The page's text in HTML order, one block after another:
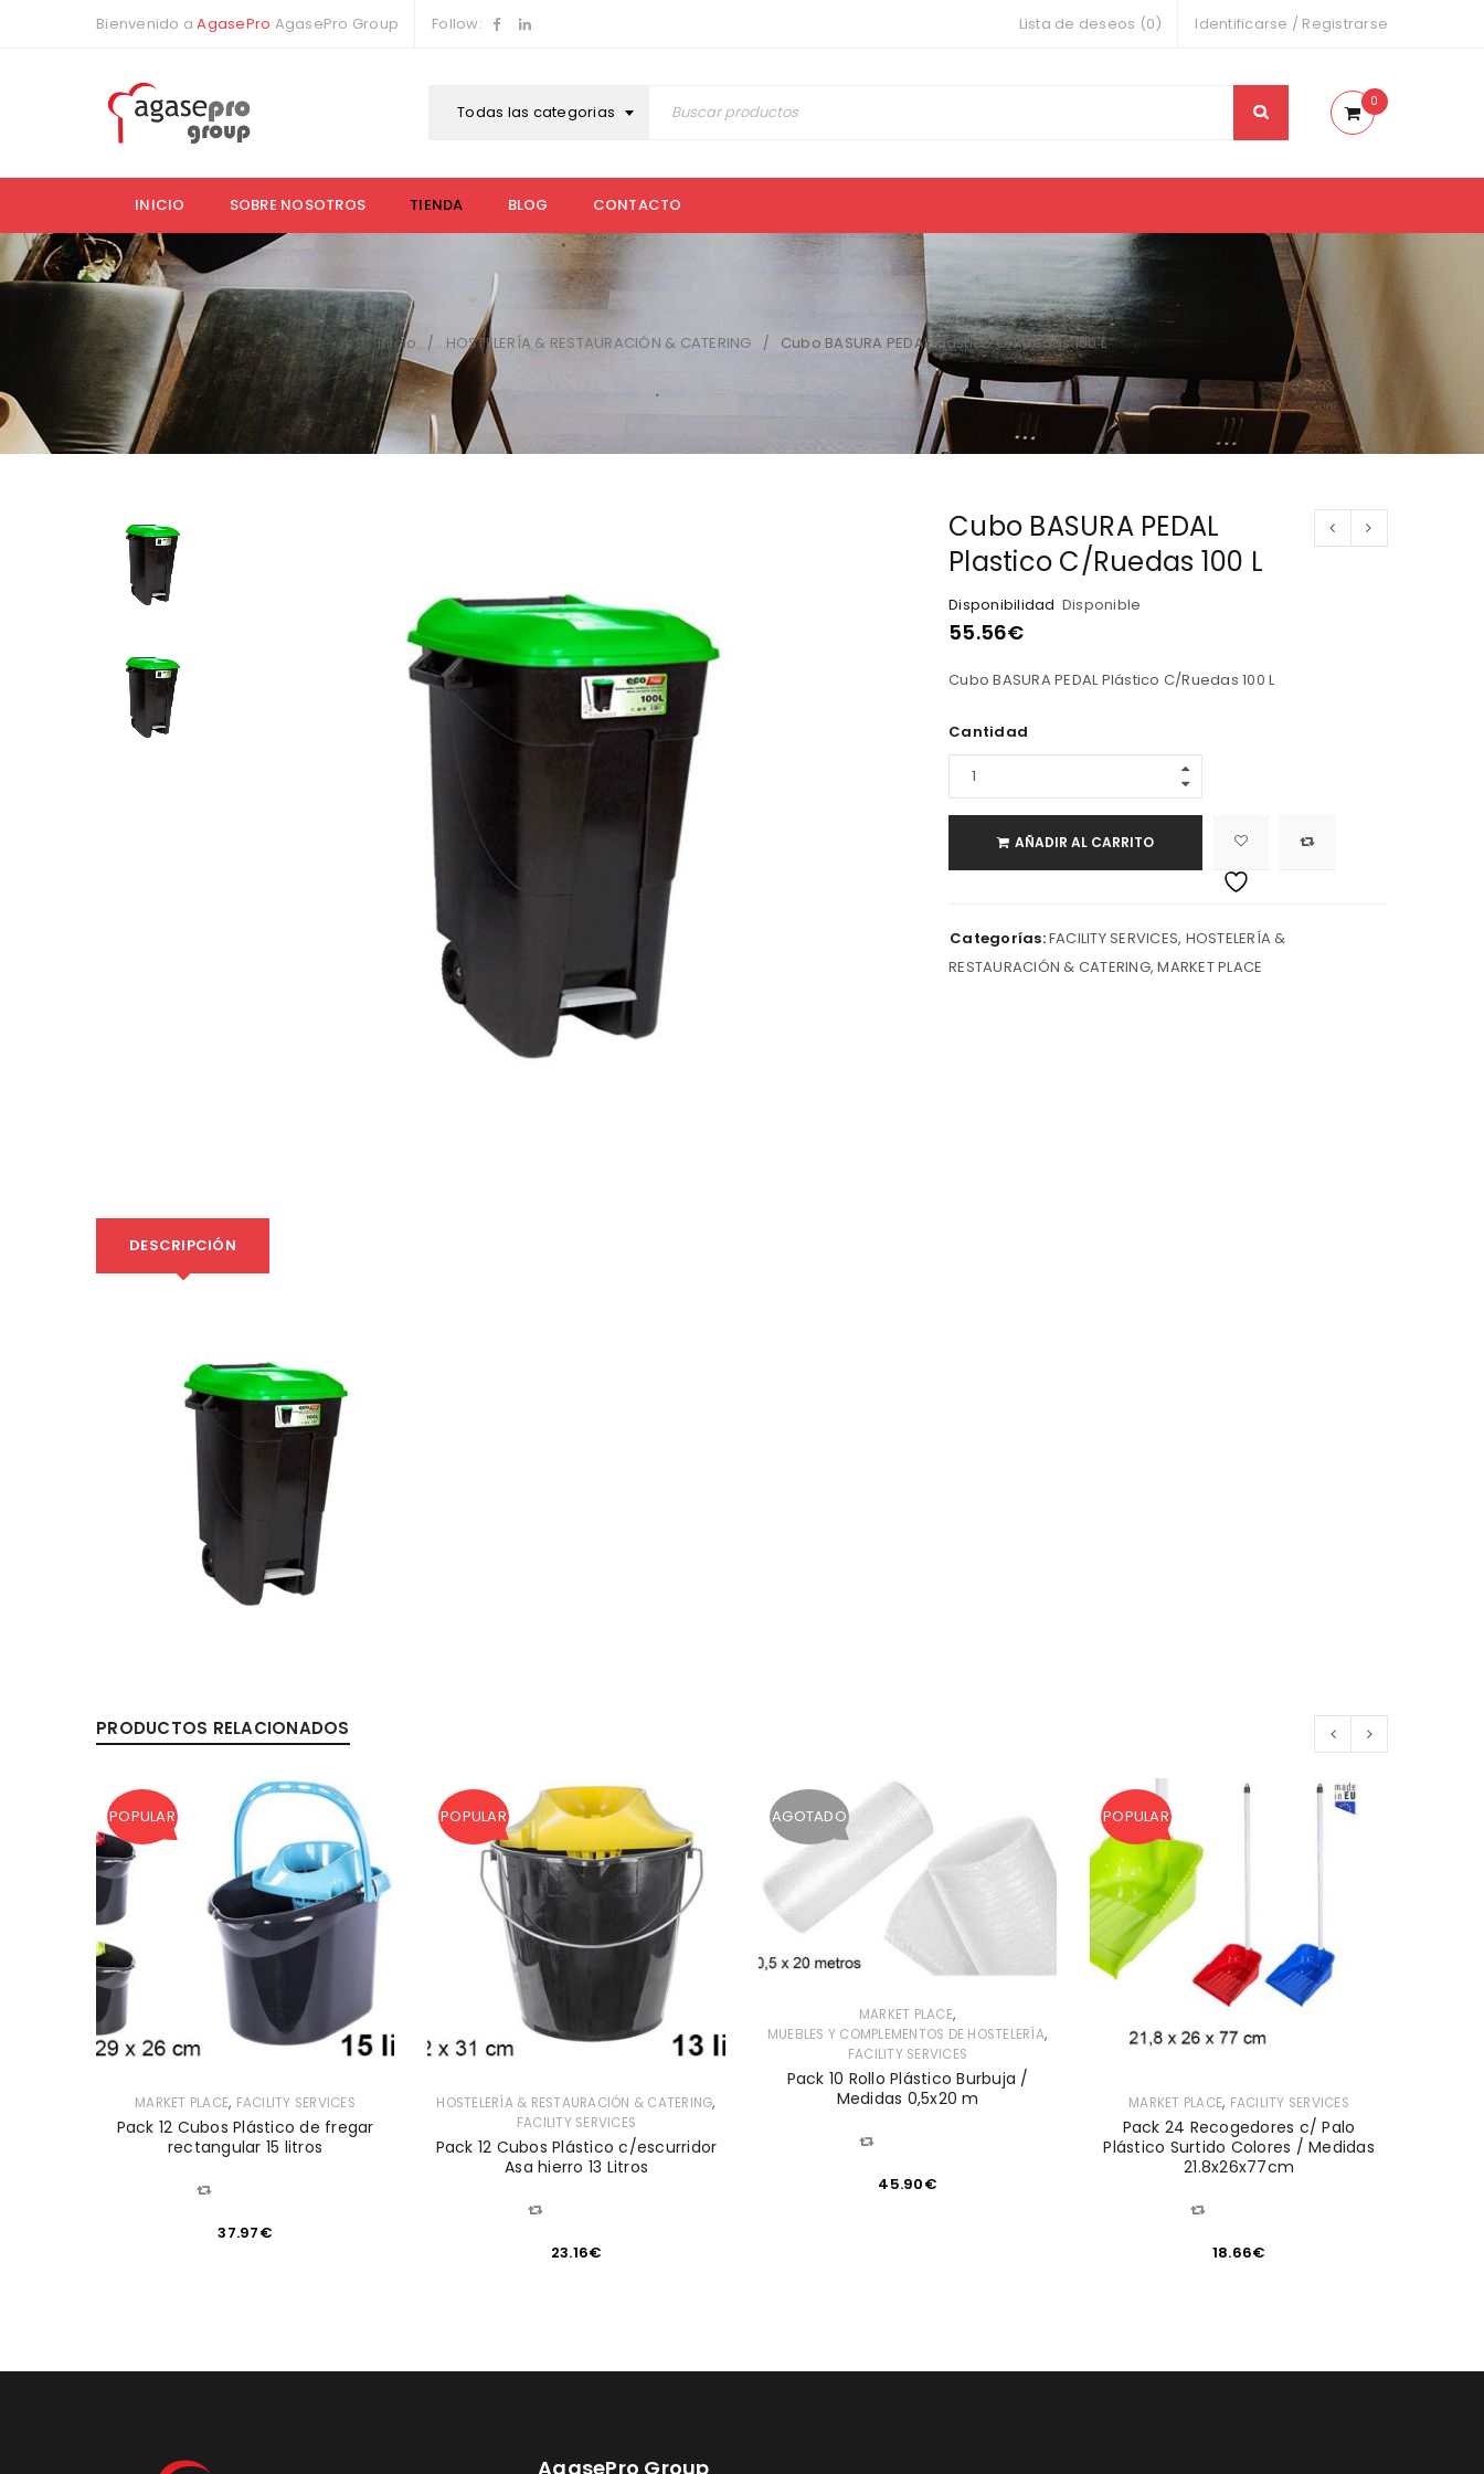
Bienvenido aAgasePro AgasePro Group Follow: Identificarse / Registrarse
Lista de deseos (0)
Todas las categorias
0
INICIO SOBRE NOSOTROS TIENDA BLOG CONTACTO
Inicio / HOSTELERÍA & RESTAURACIÓN & CATERING / Cubo BASURA PEDAL Plastico C/Ruedas 100 L
Cubo BASURA PEDAL
Plastico C/Ruedas 100 L
Disponibilidad Disponible
55.56€
Cubo BASURA PEDAL Plástico C/Ruedas 100 L
Cantidad
AÑADIR AL CARRITO
Categorías:FACILITY SERVICES, HOSTELERÍA &
RESTAURACIÓN & CATERING,MARKET PLACE
DESCRIPCIÓN
PRODUCTOS RELACIONADOS
POPULAR
MARKET PLACE, FACILITY SERVICES
Pack 12 Cubos Plástico de fregar
rectangular 15 litros
COMPARAR
37.97€
POPULAR
HOSTELERÍA & RESTAURACIÓN & CATERING,
FACILITY SERVICES
Pack 12 Cubos Plástico c/escurridor
Asa hierro 13 Litros
COMPARAR
23.16€
AGOTADO
MARKET PLACE,
MUEBLES Y COMPLEMENTOS DE HOSTELERÍA,
FACILITY SERVICES
Pack 10 Rollo Plástico Burbuja /
Medidas 0,5x20 m
COMPARAR
45.90€
POPULAR
MARKET PLACE, FACILITY SERVICES
Pack 24 Recogedores c/ Palo
Plástico Surtido Colores / Medidas
21.8x26x77cm
COMPARAR
18.66€
AgasePro Group